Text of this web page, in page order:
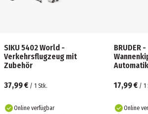
SIKU 5402 World -
Verkehrsflugzeug mit
Zubehör
37,99 € / 1 Stk.
Online verfügbar
BRUDER -
17,99 € / 1
Online